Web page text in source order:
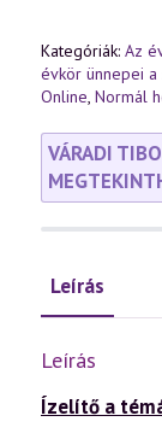
Kategóriák: Az
évkör ünnepei
Online, Normál
VÁRADI
Leírás
Leírás
Ízelítő a